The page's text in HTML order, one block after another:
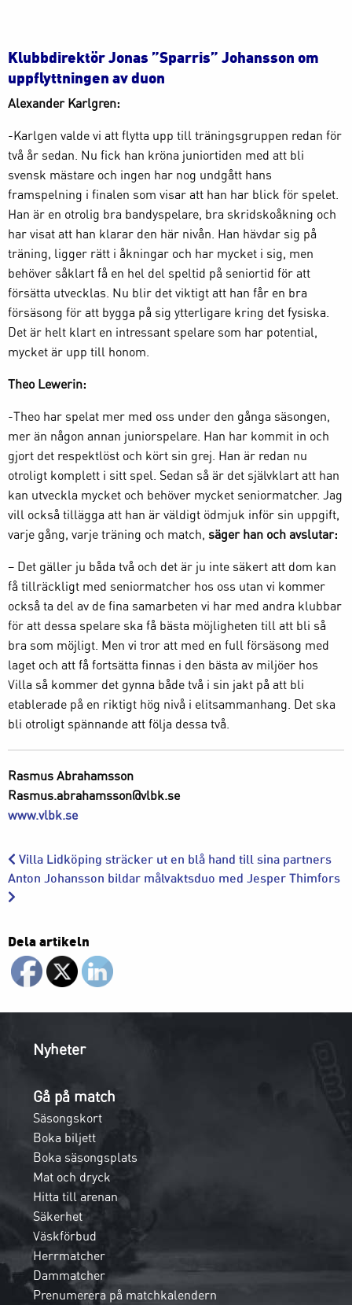
Klubbdirektör Jonas ”Sparris” Johansson om
uppflyttningen av duon
Alexander Karlgren:
-Karlgen valde vi att flytta upp till träningsgruppen redan för
två år sedan. Nu fick han kröna juniortiden med att bli
svensk mästare och ingen har nog undgått hans
framspelning i finalen som visar att han har blick för spelet.
Han är en otrolig bra bandyspelare, bra skridskoåkning och
har visat att han klarar den här nivån. Han hävdar sig på
träning, ligger rätt i åkningar och har mycket i sig, men
behöver såklart få en hel del speltid på seniortid för att
försätta utvecklas. Nu blir det viktigt att han får en bra
försäsong för att bygga på sig ytterligare kring det fysiska.
Det är helt klart en intressant spelare som har potential,
mycket är upp till honom.
Theo Lewerin:
-Theo har spelat mer med oss under den gånga säsongen,
mer än någon annan juniorspelare. Han har kommit in och
gjort det respektlöst och kört sin grej. Han är redan nu
otroligt komplett i sitt spel. Sedan så är det självklart att han
kan utveckla mycket och behöver mycket seniormatcher. Jag
vill också tillägga att han är väldigt ödmjuk inför sin uppgift,
varje gång, varje träning och match, säger han och avslutar:
– Det gäller ju båda två och det är ju inte säkert att dom kan
få tillräckligt med seniormatcher hos oss utan vi kommer
också ta del av de fina samarbeten vi har med andra klubbar
för att dessa spelare ska få bästa möjligheten till att bli så
bra som möjligt. Men vi tror att med en full försäsong med
laget och att få fortsätta finnas i den bästa av miljöer hos
Villa så kommer det gynna både två i sin jakt på att bli
etablerade på en riktigt hög nivå i elitsammanhang. Det ska
bli otroligt spännande att följa dessa två.
Rasmus Abrahamsson
Rasmus.abrahamsson@vlbk.se
www.vlbk.se
Villa Lidköping sträcker ut en blå hand till sina partners
Anton Johansson bildar målvaktsduo med Jesper Thimfors
Dela artikeln
Nyheter
Gå på match
Säsongskort
Boka biljett
Boka säsongsplats
Mat och dryck
Hitta till arenan
Säkerhet
Väskförbud
Herrmatcher
Dammatcher
Prenumerera på matchkalendern